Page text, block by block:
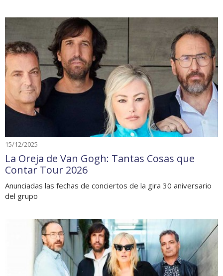
15/12/2025
La Oreja de Van Gogh: Tantas Cosas que
Contar Tour 2026
Anunciadas las fechas de conciertos de la gira 30 aniversario
del grupo